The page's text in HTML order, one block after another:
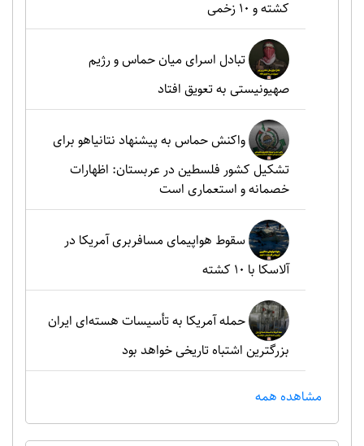
کشته و ۱۰ زخمی
تبادل اسرای میان حماس و رژیم
صهیونیستی به تعویق افتاد
واکنش حماس به پیشنهاد نتانیاهو برای
تشکیل کشور فلسطین در عربستان: اظهارات
خصمانه و استعماری است
سقوط هواپیمای مسافربری آمریکا در
آلاسکا با ۱۰ کشته
حمله آمریکا به تأسیسات هسته‌ای ایران
بزرگترین اشتباه تاریخی خواهد بود
مشاهده همه